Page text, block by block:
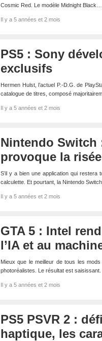
Cosmic Red. Le modèle Midnight Black…
Il y a 5 années et 2 mois
PS5 : Sony
exclusifs
Hermen Hulst, l’actuel P.-D.G. de
catalogue de titres, composé
Il y a 5 années et 2 mois
Nintendo Switch
provoque la
S’il y a bien une application qui restera
calculette. Et pourtant, la Nintendo
Il y a 5 années et 2 mois
GTA 5 : Intel
l’IA et au
Mieux que le meilleur de tous les
photoréalistes. Le résultat est saisissant.
Il y a 5 années et 2 mois
PS5 PSVR 2 :
haptique, les